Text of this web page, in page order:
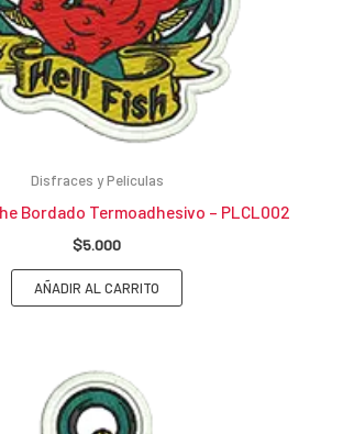
Disfraces y Películas
Bordado Termoadhesivo – PLCL002
$5.000
AÑADIR AL CARRITO